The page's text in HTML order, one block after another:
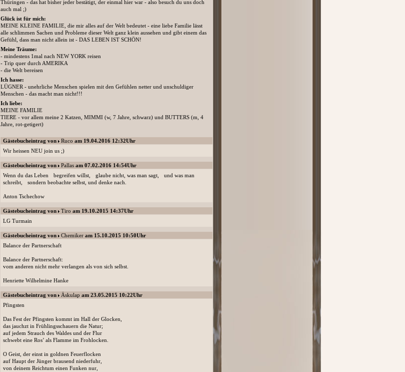
Thüringen - das hat bisher jeder bestätigt, der einmal hier war - also besuch du uns doch
auch mal ;)
Glück ist für mich:
MEINE KLEINE FAMILIE, die mir alles auf der Welt bedeutet - eine liebe Familie lässt
alle schlimmen Sachen und Probleme dieser Welt ganz klein aussehen und gibt einem das
Gefühl, dass man nicht allein ist - DAS LEBEN IST SCHÖN!
Meine Träume:
- mindestens 1mal nach NEW YORK reisen
- Trip quer durch AMERIKA
- die Welt bereisen
Ich hasse:
LÜGNER - unehrliche Menschen spielen mit den Gefühlen netter und unschuldiger
Menschen - das macht man nicht!!!
Ich liebe:
MEINE FAMILIE
TIERE - vor allem meine 2 Katzen, MIMMI (w, 7 Jahre, schwarz) und BUTTERS (m, 4
Jahre, rot-getigert)
Gästebucheintrag von Ruco am 19.04.2016 12:32Uhr
Wir heissen NEU join us ;)
Gästebucheintrag von Pallas am 07.02.2016 14:54Uhr
Wenn du das Leben begreifen willst, glaube nicht, was man sagt, und was man
schreibt, sondern beobachte selbst, und denke nach.
Anton Tschechow
Gästebucheintrag von Tiro am 19.10.2015 14:37Uhr
LG Turmain
Gästebucheintrag von Chemiker am 15.10.2015 10:50Uhr
Balance der Partnerschaft
Balance der Partnerschaft:
vom anderen nicht mehr verlangen als von sich selbst.
Henriette Wilhelmine Hanke
Gästebucheintrag von Äskulap am 23.05.2015 10:22Uhr
Pfingsten
Das Fest der Pfingsten kommt im Hall der Glocken,
das jauchzt in Frühlingsschauern die Natur;
auf jedem Strauch des Waldes und der Flur
schwebt eine Ros’ als Flamme im Frohlocken.
O Geist, der einst in goldnen Feuerflocken
auf Haupt der Jünger brausend niederfuhr,
von deinem Reichtum einen Funken nur,